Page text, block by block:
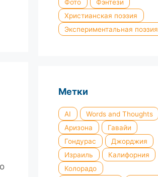
Фото
Фэнтези
Христианская поэзия
Экспериментальная поэзия
Метки
AI
Words and Thoughts
Аризона
Гавайи
Гондурас
Джорджия
Израиль
Калифорния
Колорадо